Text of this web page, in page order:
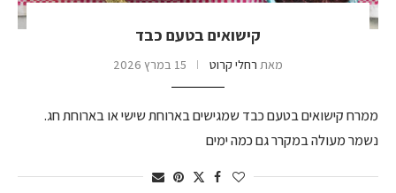
קישואים בטעם כבד
מאת רחלי קרוט 15 במרץ 2026
ממרח קישואים בטעם כבד שמגישים בארוחת שישי או בארוחת חג.
נשמר מעולה במקרר גם כמה ימים